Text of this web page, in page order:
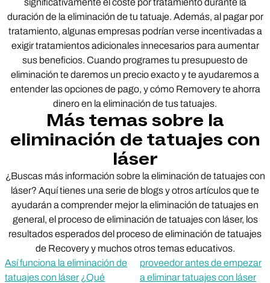
duración de la eliminación de tu tatuaje. Además, al pagar por
tratamiento, algunas empresas podrían verse incentivadas a
exigir tratamientos adicionales innecesarios para aumentar
sus beneficios. Cuando programes tu presupuesto de
eliminación te daremos un precio exacto y te ayudaremos a
entender las opciones de pago, y cómo Removery te ahorra
dinero en la eliminación de tus tatuajes.
Más temas sobre la
eliminación de tatuajes con
láser
¿Buscas más información sobre la eliminación de tatuajes con
láser? Aquí tienes una serie de blogs y otros artículos que te
ayudarán a comprender mejor la eliminación de tatuajes en
general, el proceso de eliminación de tatuajes con láser, los
resultados esperados del proceso de eliminación de tatuajes
de Recovery y muchos otros temas educativos.
Así funciona la eliminación de
tatuajes con láser ¿Qué
proveedor antes de empezar
a eliminar tatuajes con láser